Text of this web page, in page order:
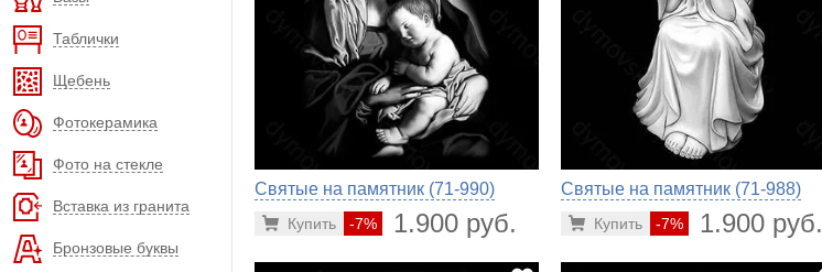
Таблички
Щебень
Фотокерамика
Фото на стекле
Вставка из гранита
Бронзовые буквы
Святые на памятник (71-990)
-7% 1.900 руб.
Купить
Святые на памятник (71-988)
-7% 1.900 руб.
Купить